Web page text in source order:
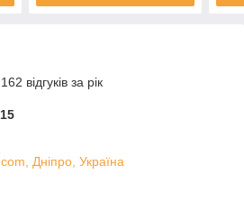
відгуків за рік
Дніпро, Україна